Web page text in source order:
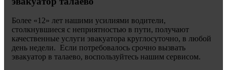
Более «12» лет нашими усилиями водители,
столкнувшиеся с неприятностью в пути, получают
качественные услуги эвакуатора круглосуточно, в любой
день недели. Если потребовалось срочно вызвать
эвакуатор в талаево, воспользуйтесь нашим сервисом.